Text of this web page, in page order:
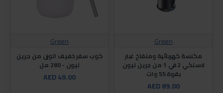
Green
مكنسة كهربائية ومنفاخ غبار
لاسلكي 2 في 1 من جرين ليون
بقوة 55 وات
AED 89.00
Green
كوب سفر خفيف الوزن من جرين
ليون - 280 مل
AED 49.00